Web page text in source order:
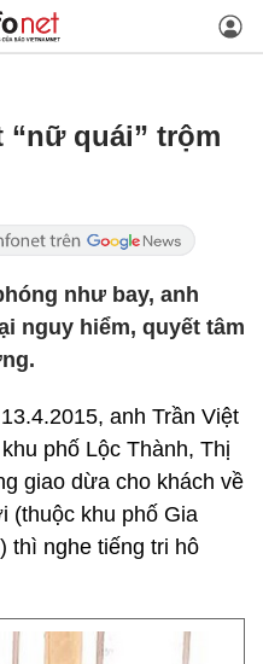
quái” trộm
như bay, anh
nguy hiểm, quyết tâm
anh Trần Việt
phố Lộc Thành, Thị
giao dừa cho khách về
(thuộc khu phố Gia
thì nghe tiếng tri hô